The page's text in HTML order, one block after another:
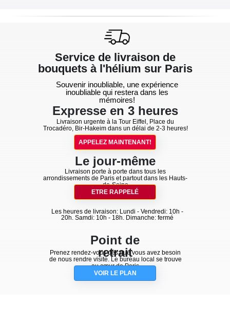
Service de livraison de
bouquets à l'hélium sur Paris
Souvenir inoubliable, une expérience
inoubliable qui restera dans les
mémoires!
Point de
retrait
Prenez rendez-vous dès que vous avez besoin
de nous rendre visite. Le bureau local se trouve
au cœur de Paris
Expresse en 3 heures
VOIR LE PLAN
Livraison urgente à la Tour Eiffel, Place du
Trocadéro, Bir-Hakeim dans un délai de 2-3 heures!
Les heures de livraison: Lundi - Vendredi: 10h -
20h. Samdi: 10h - 18h. Dimanche: fermé
Le jour-même
Livraison porte à porte dans tous les
arrondissements de Paris et partout dans les Hauts-
de-Seine
APPELEZ MAINTENANT!
ETRE RAPPELÉ